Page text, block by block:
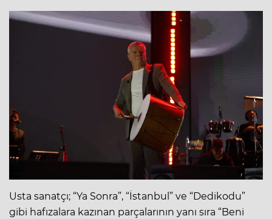
Usta sanatçı; “Ya Sonra”, “İstanbul” ve “Dedikodu”
gibi hafızalara kazınan parçalarının yanı sıra “Beni